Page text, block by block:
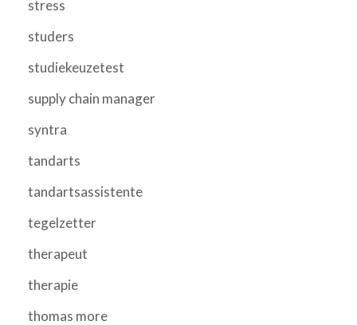
stress
studers
studiekeuzetest
supply chain manager
syntra
tandarts
tandartsassistente
tegelzetter
therapeut
therapie
thomas more